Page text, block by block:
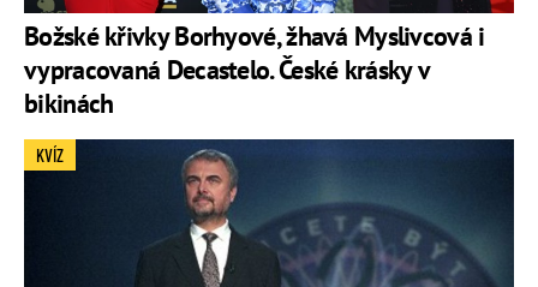
Božské křivky Borhyové, žhavá Myslivcová i
vypracovaná Decastelo. České krásky v
bikinách
KVÍZ